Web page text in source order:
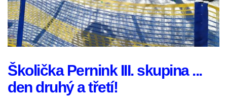
Školička Pernink III. skupina ...
den druhý a třetí!